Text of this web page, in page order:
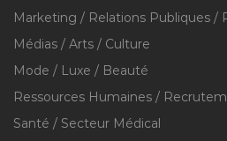
Marketing / Relations Publiques /
Médias / Arts / Culture
Mode / Luxe / Beauté
Ressources Humaines /
Santé / Secteur Médical